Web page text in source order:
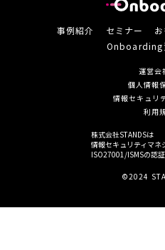
事例紹介 セミナー
Onboarding
運営会
個人情報
情報セキュリ
利用
株式会社STANDSは
情報セキュリティマネ
ISO27001/ISMSの認
©2024